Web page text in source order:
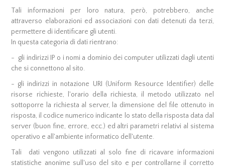
Tali informazioni per loro natura, però, potrebbero, anche
attraverso elaborazioni ed associazioni con dati detenuti da terzi,
permettere di identificare gli utenti.
In questa categoria di dati rientrano:
- gli indirizzi IP o i nomi a dominio dei computer utilizzati dagli utenti
che si connettono al sito.
- gli indirizzi in notazione URI (Uniform Resource Identifier) delle
risorse richieste, l'orario della richiesta, il metodo utilizzato nel
sottoporre la richiesta al server, la dimensione del file ottenuto in
risposta, il codice numerico indicante lo stato della risposta data dal
server (buon fine, errore, ecc.) ed altri parametri relativi al sistema
operativo e all'ambiente informatico dell'utente.
Tali dati vengono utilizzati al solo fine di ricavare informazioni
statistiche anonime sull'uso del sito e per controllarne il corretto